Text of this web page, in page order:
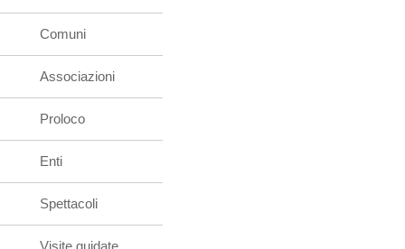
Comuni
Associazioni
Proloco
Enti
Spettacoli
Visite guidate